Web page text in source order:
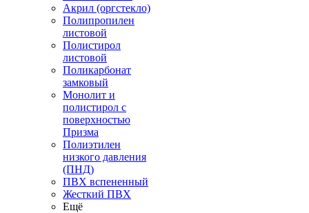
Акрил (оргстекло)
Полипропилен
листовой
Полистирол
листовой
Поликарбонат
замковый
Монолит и
полистирол с
поверхностью
Призма
Полиэтилен
низкого давления
(ПНД)
ПВХ вспененный
Жесткий ПВХ
Ещё